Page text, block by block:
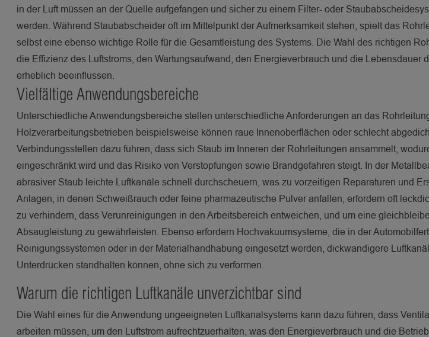
in der Luft müssen an der Quelle aufgefangen und sicher zu einem Filter- oder
werden. Während Staubabscheider oft im Mittelpunkt der Aufmerksamkeit stehen, spielt das
selbst eine ebenso wichtige Rolle für die Gesamtleistung des Systems. Die Wahl des richtigen
die Effizienz des Luftstroms, den Wartungsaufwand, den Energieverbrauch und die Lebensdauer
erheblich beeinflussen.
Vielfältige Anwendungsbereiche
Unterschiedliche Anwendungsbereiche stellen unterschiedliche Anforderungen an das
Holzverarbeitungsbetrieben beispielsweise können raue Innenoberflächen oder schlecht
Verbindungsstellen dazu führen, dass sich Staub im Inneren der Rohrleitungen ansammelt,
eingeschränkt wird und das Risiko von Verstopfungen sowie Brandgefahren steigt. In der
abrasiver Staub leichte Luftkanäle schnell durchscheuern, was zu vorzeitigen Reparaturen und
Anlagen, in denen Schweißrauch oder feine pharmazeutische Pulver anfallen, erfordern oft
zu verhindern, dass Verunreinigungen in den Arbeitsbereich entweichen, und um eine
Absaugleistung zu gewährleisten. Ebenso erfordern Hochvakuumsysteme, die in der
Reinigungssystemen oder in der Materialhandhabung eingesetzt werden, dickwandigere
Unterdrücken standhalten können, ohne sich zu verformen.
Warum die richtigen Luftkanäle unverzichtbar sind
Die Wahl eines für die Anwendung ungeeigneten Luftkanalsystems kann dazu führen, dass
arbeiten müssen, um den Luftstrom aufrechtzuerhalten, was den Energieverbrauch und die